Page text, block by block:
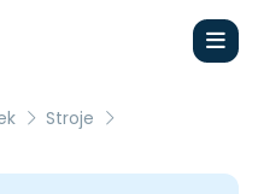
Stroje